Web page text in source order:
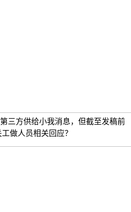
三方供给小我消息，但截至发稿前
做人员相关回应？